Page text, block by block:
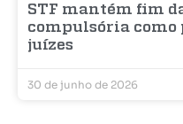
STF mantém fim
compulsória
juízes
30 de junho de 2026